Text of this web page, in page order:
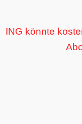
ING könnte